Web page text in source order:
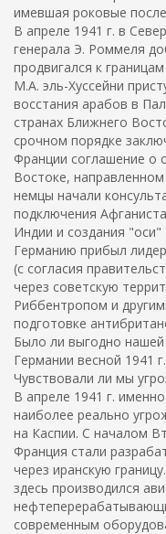
имевшая роковые
В апреле 1941 г. в
генерала Э. Роммеля
продвигался к
М.А. эль-Хуссейни
восстания арабов в
странах Ближнего
срочном порядке
Франции соглашение о
Востоке,
немцы начали
подключения
Индии и создания
Германию прибыл
(с согласия
через советскую
Риббентропом и
подготовке
Было ли выгодно нашей
Германии весной 1941
Чувствовали ли мы
В апреле 1941 г.
наиболее реально
на Каспии. С началом
Франция стали
через иранскую
здесь производился
современным